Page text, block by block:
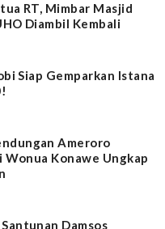
RT, Mimbar Masjid
Diambil Kembali
Siap Gemparkan Istana
Ameroro
Wonua Konawe Ungkap
Damsos